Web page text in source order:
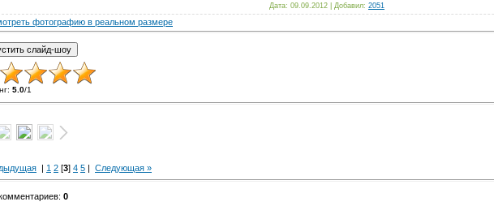
Дата: 09.09.2012 | Добавил: 2051
фотографию в реальном размере
: 5.0/1
| 1 2 [3] 4 5 | Следующая »
: 0